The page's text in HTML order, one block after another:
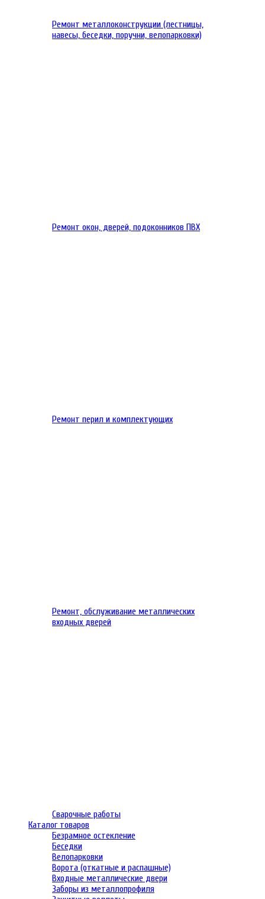
Ремонт металлоконструкции (лестницы,
навесы, беседки, поручни, велопарковки)
Ремонт окон, дверей, подоконников ПВХ
Ремонт перил и комплектующих
Ремонт, обслуживание металлических
входных дверей
Сварочные работы
Каталог товаров
Безрамное остекление
Беседки
Велопарковки
Ворота (откатные и распашные)
Входные металлические двери
Заборы из металлопрофиля